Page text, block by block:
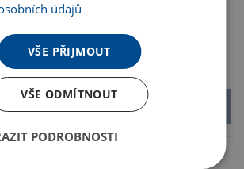
U partnera 7432 ks
69.58 Kč
údajů
VŠE PŘIJMOUT
VŠE ODMÍTNOUT
PODROBNOSTI